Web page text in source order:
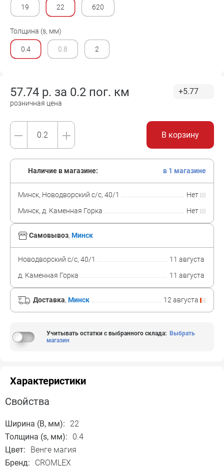
19 22 620
Толщина (s, мм)
0.4 0.8 2
57.74 р. за 0.2 пог. км
розничная цена
+5.77
В корзину
Самовывоз, Минск
Новодворский с/с, 40/1
11 августа
д. Каменная Горка
11 августа
Доставка, Минск 12 августа
Наличие в магазине: в 1 магазине
Минск, Новодворский с/с, 40/1
Нет
Минск, д. Каменная Горка
Нет
Учитывать остатки с выбранного склада: Выбрать
магазин
Характеристики
Свойства
Ширина (B, мм):
22
Толщина (s, мм):
0.4
Цвет:
Венге магия
Бренд:
CROMLEX